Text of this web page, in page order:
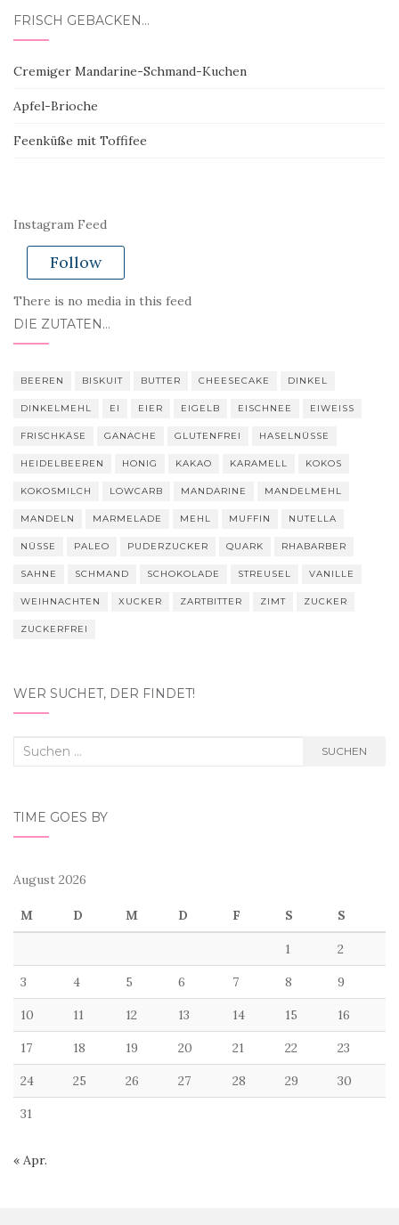
FRISCH GEBACKEN…
Cremiger Mandarine-Schmand-Kuchen
Apfel-Brioche
Feenküße mit Toffifee
Instagram Feed
Follow
There is no media in this feed
DIE ZUTATEN…
BEEREN BISKUIT BUTTER CHEESECAKE DINKEL
DINKELMEHL EI EIER EIGELB EISCHNEE EIWEISS
FRISCHKÄSE GANACHE GLUTENFREI HASELNÜSSE
HEIDELBEEREN HONIG KAKAO KARAMELL KOKOS
KOKOSMILCH LOWCARB MANDARINE MANDELMEHL
MANDELN MARMELADE MEHL MUFFIN NUTELLA
NÜSSE PALEO PUDERZUCKER QUARK RHABARBER
SAHNE SCHMAND SCHOKOLADE STREUSEL VANILLE
WEIHNACHTEN XUCKER ZARTBITTER ZIMT ZUCKER
ZUCKERFREI
WER SUCHET, DER FINDET!
Suchen
SUCHEN
TIME GOES BY
August 2026
M D M D F S S
1 2
3 4 5 6 7 8 9
10 11 12 13 14 15 16
17 18 19 20 21 22 23
24 25 26 27 28 29 30
31
« Apr.